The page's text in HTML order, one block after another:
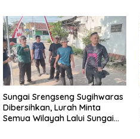
Sungai Srengseng Sugihwaras
Dibersihkan, Lurah Minta
Semua Wilayah Lalui Sungai